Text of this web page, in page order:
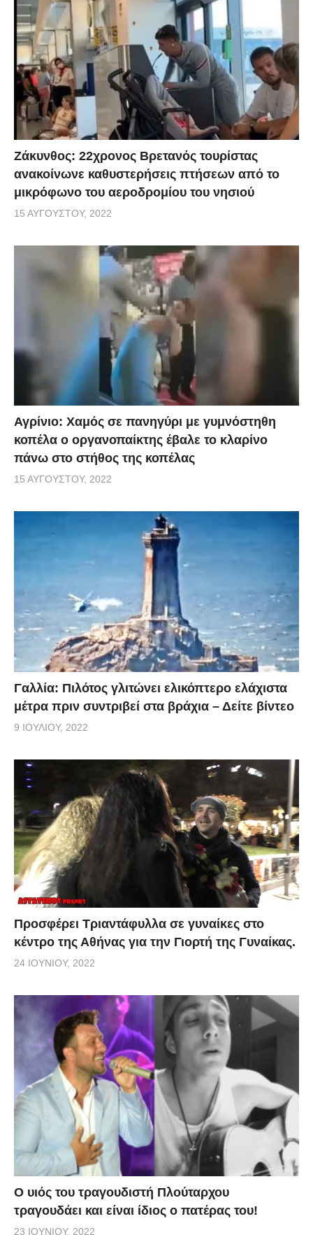
Ζάκυνθος: 22χρονος Βρετανός τουρίστας
ανακοίνωνε καθυστερήσεις πτήσεων από το
μικρόφωνο του αεροδρομίου του νησιού
15 ΑΥΓΟΎΣΤΟΥ, 2022
Αγρίνιο: Χαμός σε πανηγύρι με γυμνόστηθη
κοπέλα ο οργανοπαίκτης έβαλε το κλαρίνο
πάνω στο στήθος της κοπέλας
15 ΑΥΓΟΎΣΤΟΥ, 2022
Γαλλία: Πιλότος γλιτώνει ελικόπτερο ελάχιστα
μέτρα πριν συντριβεί στα βράχια – Δείτε βίντεο
9 ΙΟΥΛΊΟΥ, 2022
Προσφέρει Τριαντάφυλλα σε γυναίκες στο
κέντρο της Αθήνας για την Γιορτή της Γυναίκας.
24 ΙΟΥΝΊΟΥ, 2022
O υιός του τραγουδιστή Πλούταρχου
τραγουδάει και είναι ίδιος ο πατέρας του!
23 ΙΟΥΝΊΟΥ, 2022